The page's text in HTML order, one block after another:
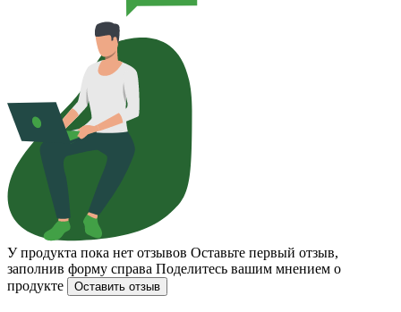
У продукта пока нет отзывов Оставьте первый отзыв,
заполнив форму справа Поделитесь вашим мнением о
продукте
Оставить отзыв